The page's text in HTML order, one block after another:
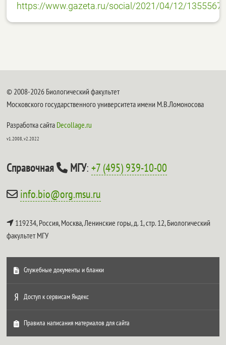
https://www.gazeta.ru/social/2021/04/12/
© 2008-2026 Биологический факультет
Московского государственного университета имени М.В.Ломоносова
Разработка сайта Decollage.ru
v1.2008, v2.2022
Справочная МГУ:+7 (495) 939-10-00
info.bio@org.msu.ru
119234, Россия, Москва, Ленинские горы, д. 1, стр. 12,Биологический
факультет МГУ
Служебные документы и бланки
Доступ к сервисам Яндекс
Правила написания материалов для сайта